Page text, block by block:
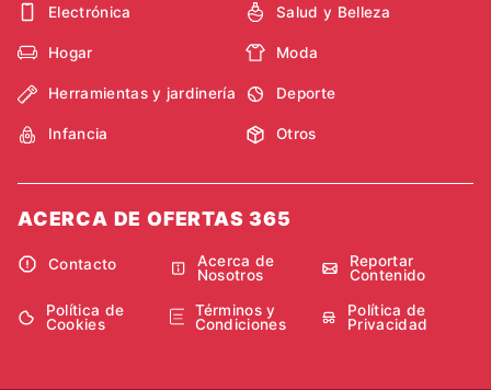
Electrónica Salud y Belleza
Hogar Moda
Herramientas y jardinería Deporte
Infancia Otros
ACERCA DE OFERTAS 365
Contacto
Acerca de
Nosotros
Reportar
Contenido
Política de
Cookies
Términos y
Condiciones
Política de
Privacidad